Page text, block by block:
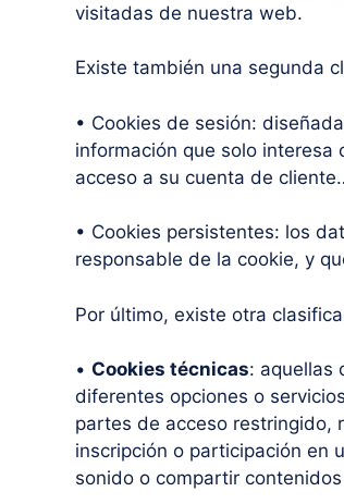
visitadas de nuestra web.
Existe también una segunda
• Cookies de sesión:
información que solo interesa
acceso a su cuenta de
• Cookies persistentes: los
responsable de la cookie, y
Por último, existe otra
• Cookies técnicas: aquellas
diferentes opciones o
partes de acceso restringido,
inscripción o participación en
sonido o compartir